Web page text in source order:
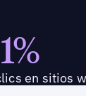
en sitios